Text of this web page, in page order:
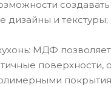
создавать
дизайны и текстуры;
МДФ позволяет
поверхности,